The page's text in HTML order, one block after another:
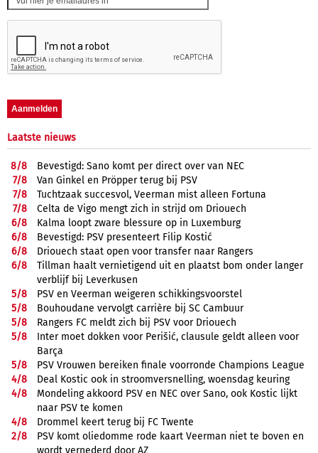
Laatste nieuws
8/8
Bevestigd: Sano komt per direct over van NEC
7/8
Van Ginkel en Pröpper terug bij PSV
7/8
Tuchtzaak succesvol, Veerman mist alleen Fortuna
7/8
Celta de Vigo mengt zich in strijd om Driouech
6/8
Kalma loopt zware blessure op in Luxemburg
6/8
Bevestigd: PSV presenteert Filip Kostić
6/8
Driouech staat open voor transfer naar Rangers
6/8
Tillman haalt vernietigend uit en plaatst bom onder langer
verblijf bij Leverkusen
5/8
PSV en Veerman weigeren schikkingsvoorstel
5/8
Bouhoudane vervolgt carrière bij SC Cambuur
5/8
Rangers FC meldt zich bij PSV voor Driouech
5/8
Inter moet dokken voor Perišić, clausule geldt alleen voor
Barça
5/8
PSV Vrouwen bereiken finale voorronde Champions League
4/8
Deal Kostic ook in stroomversnelling, woensdag keuring
4/8
Mondeling akkoord PSV en NEC over Sano, ook Kostic lijkt
naar PSV te komen
4/8
Drommel keert terug bij FC Twente
2/8
PSV komt oliedomme rode kaart Veerman niet te boven en
wordt vernederd door AZ